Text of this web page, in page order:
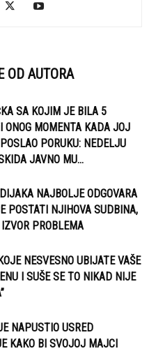
OD AUTORA
SA KOJIM JE BILA 5
ONOG MOMENTA KADA JOJ
PORUKU: NEDELJU
JAVNO MU...
NAJBOLJE ODGOVARA
POSTATI NJIHOVA SUDBINA,
PROBLEMA
NESVESNO UBIJATE VAŠE
I SUŠE SE TO NIKAD NIJE
NAPUSTIO USRED
KAKO BI SVOJOJ MAJCI